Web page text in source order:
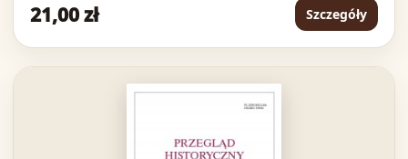
21,00 zł Szczegóły